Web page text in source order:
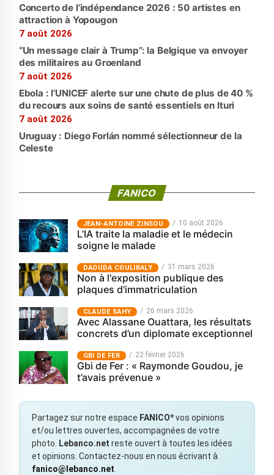
Concerto de l’indépendance 2026 : 50 artistes en
attraction à Yopougon
7 août 2026
“Un message clair à Trump”: la Belgique va envoyer
des militaires au Groenland
7 août 2026
Ebola : l’UNICEF alerte sur une chute de plus de 40 %
du recours aux soins de santé essentiels en Ituri
7 août 2026
Uruguay : Diego Forlán nommé sélectionneur de la
Celeste
FANICO
JEAN-ANTOINE ZINSOU 10 août 2026
L’IA traite la maladie et le médecin
soigne le malade
‎DAOUDA COULIBALY 31 mars 2026
Non à l'exposition publique des
plaques d'immatriculation
CLAUDE SAHY 26 mars 2026
Avec Alassane Ouattara, les résultats
concrets d’un diplomate exceptionnel
GBI DE FER 22 février 2026
Gbi de Fer : « Raymonde Goudou, je
t’avais prévenue »
Partagez sur notre espace FANICO*vos opinions
et/ou lettres ouvertes, accompagnées de votre
photo.
Lebanco.net reste ouvert à toutes les idées
et opinions. Contactez-nous en nous écrivant à
fanico@lebanco.net